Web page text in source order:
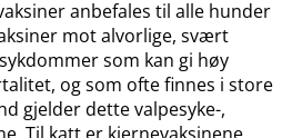
anbefales til alle hunder
mot alvorlige, svært
som kan gi høy
og som ofte finnes i store
gjelder dette valpesyke-,